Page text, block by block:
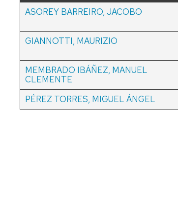
FÍSICA
TEÓRICA
ASOREY BARREIRO, JACOBO
GIANNOTTI, MAURIZIO
MEMBRADO IBÁÑEZ, MANUEL
CLEMENTE
PÉREZ TORRES, MIGUEL ÁNGEL